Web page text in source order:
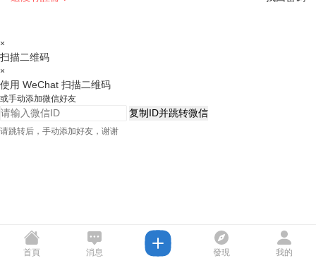
×
扫描二维码
×
使用 WeChat 扫描二维码
或手动添加微信好友
复制ID并跳转微信
请跳转后，手动添加好友，谢谢
首頁 消息 發現 我的